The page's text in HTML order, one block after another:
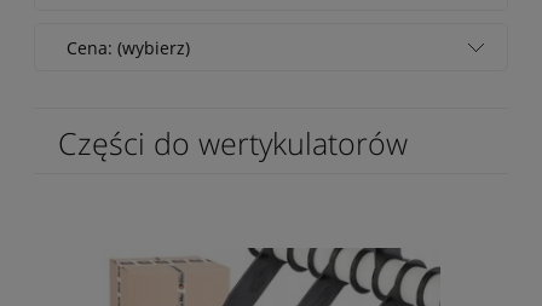
Cena: (wybierz)
Części do wertykulatorów